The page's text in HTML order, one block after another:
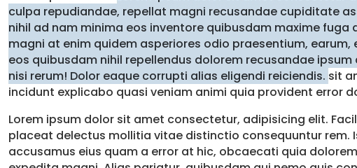
culpa repudiandae, repellat magni recusandae cupiditate
nihil ad nam minima eos inventore quibusdam maxime
magni at enim quidem asperiores odio praesentium,
eos quibusdam nihil repellendus dolorem recusandae
nisi rerum! Dolor eaque corrupti alias eligendi reiciendis. sit
incidunt explicabo quasi veniam animi quia provident error
Lorem ipsum dolor sit amet consectetur, adipisicing elit.
placeat delectus mollitia vitae distinctio consequuntur rem.
accusamus eius quam a error at hic, obcaecati quia